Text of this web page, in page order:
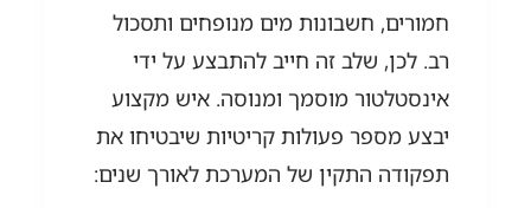
חמורים, חשבונות מים מנופחים ותסכול
רב. לכן, שלב זה חייב להתבצע על ידי
אינסטלטור מוסמך ומנוסה. איש מקצוע
יבצע מספר פעולות קריטיות שיבטיחו את
תפקודה התקין של המערכת לאורך שנים: